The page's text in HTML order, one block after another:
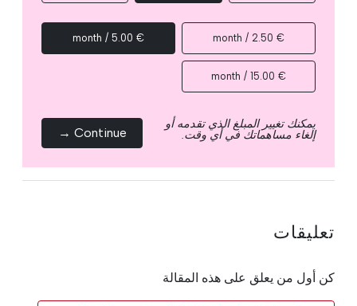
€ 2.50 / month
€ 5.00 / month
€ 15.00 / month
يمكنك تغيير المبلغ الذي تقدمه أو
إلغاء مساهماتك في أي وقت. Continue →
تعليقات
كن أول من يعلق على هذه المقالة